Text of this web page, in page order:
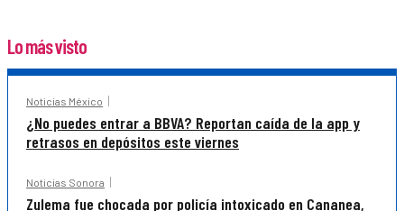
Lo más visto
Noticias México
¿No puedes entrar a BBVA? Reportan caída de la app y
retrasos en depósitos este viernes
Noticias Sonora
Zulema fue chocada por policía intoxicado en Cananea,